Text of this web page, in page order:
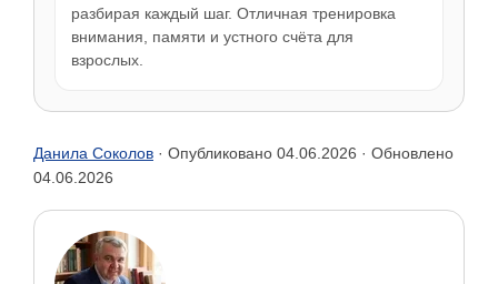
разбирая каждый шаг. Отличная тренировка
внимания, памяти и устного счёта для
взрослых.
Данила Соколов · Опубликовано 04.06.2026 · Обновлено
04.06.2026